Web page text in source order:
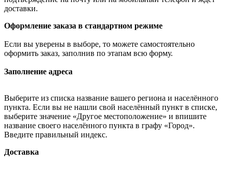
доставки.
Оформление заказа в стандартном режиме
Если вы уверены в выборе, то можете самостоятельно
оформить заказ, заполнив по этапам всю форму.
Заполнение адреса
Выберите из списка название вашего региона и населённого
пункта. Если вы не нашли свой населённый пункт в списке,
выберите значение «Другое местоположение» и впишите
название своего населённого пункта в графу «Город».
Введите правильный индекс.
Доставка